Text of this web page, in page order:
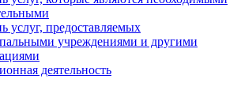
услуг, предоставляемых
учреждениями и другими
деятельность